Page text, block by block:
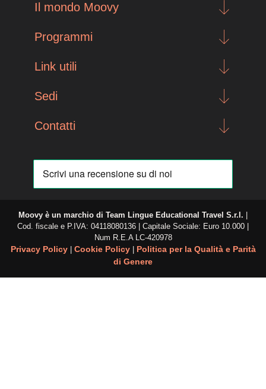
Il mondo Moovy
Programmi
Link utili
Sedi
Contatti
Moovy è un marchio di Team Lingue Educational Travel S.r.l.
Cod. fiscale e P.IVA: 04118080136 | Capitale Sociale: Euro 10.000 |
Num R.E.ALC-420978
Privacy Policy| Cookie Policy| Politica per la Qualità e Parità
di Genere